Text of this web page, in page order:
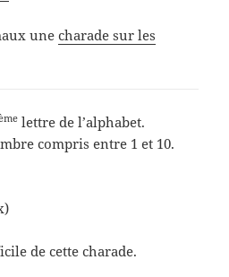
unecharade sur les
lettre de l’alphabet.
compris entre 1 et 10.
de cette charade.